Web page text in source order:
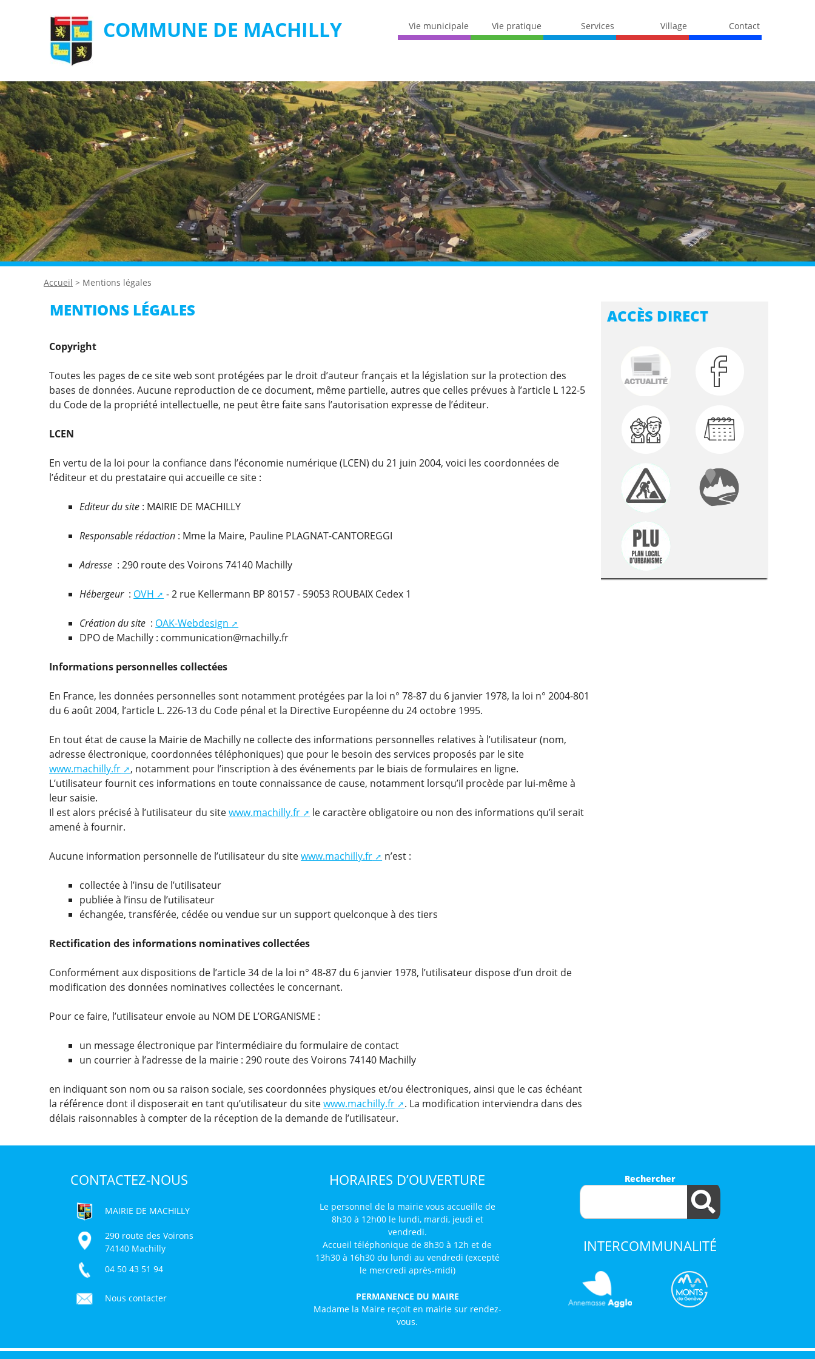
COMMUNE DE MACHILLY Vie municipale Vie pratique Services Village Contact
Accueil > Mentions légales
MENTIONS LÉGALES
Copyright
Toutes les pages de ce site web sont protégées par le droit d’auteur français et la législation sur la protection des
bases de données. Aucune reproduction de ce document, même partielle, autres que celles prévues à l’article L 122-5
du Code de la propriété intellectuelle, ne peut être faite sans l’autorisation expresse de l’éditeur.
LCEN
En vertu de la loi pour la confiance dans l’économie numérique (LCEN) du 21 juin 2004, voici les coordonnées de
l’éditeur et du prestataire qui accueille ce site :
Editeur du site : MAIRIE DE MACHILLY
Responsable rédaction : Mme la Maire, Pauline PLAGNAT-CANTOREGGI
Adresse : 290 route des Voirons 74140 Machilly
Hébergeur : OVH - 2 rue Kellermann BP 80157 - 59053 ROUBAIX Cedex 1
Création du site : OAK-Webdesign
DPO de Machilly : communication@machilly.fr
Informations personnelles collectées
En France, les données personnelles sont notamment protégées par la loi n° 78-87 du 6 janvier 1978, la loi n° 2004-801
du 6 août 2004, l’article L. 226-13 du Code pénal et la Directive Européenne du 24 octobre 1995.
En tout état de cause la Mairie de Machilly ne collecte des informations personnelles relatives à l’utilisateur (nom,
adresse électronique, coordonnées téléphoniques) que pour le besoin des services proposés par le site
www.machilly.fr
, notamment pour l’inscription à des événements par le biais de formulaires en ligne.
L’utilisateur fournit ces informations en toute connaissance de cause, notamment lorsqu’il procède par lui-même à
leur saisie.
Il est alors précisé à l’utilisateur du sitewww.machilly.fr
le caractère obligatoire ou non des informations qu’il serait
amené à fournir.
Aucune information personnelle de l’utilisateur du sitewww.machilly.fr n’est :
collectée à l’insu de l’utilisateur
publiée à l’insu de l’utilisateur
échangée, transférée, cédée ou vendue sur un support quelconque à des tiers
Rectification des informations nominatives collectées
Conformément aux dispositions de l’article 34 de la loi n° 48-87 du 6 janvier 1978, l’utilisateur dispose d’un droit de
modification des données nominatives collectées le concernant.
Pour ce faire, l’utilisateur envoie au NOM DE L’ORGANISME :
un message électronique par l’intermédiaire du formulaire de contact
un courrier à l’adresse de la mairie : 290 route des Voirons 74140 Machilly
en indiquant son nom ou sa raison sociale, ses coordonnées physiques et/ou électroniques, ainsi que le cas échéant
la référence dont il disposerait en tant qu’utilisateur du sitewww.machilly.fr
. La modification interviendra dans des
délais raisonnables à compter de la réception de la demande de l’utilisateur.
ACCÈS DIRECT
CONTACTEZ-NOUS
MAIRIE DE MACHILLY
290 route des Voirons
74140 Machilly
04 50 43 51 94
Nous contacter
HORAIRES D’OUVERTURE
Le personnel de la mairie vous accueille de
8h30 à 12h00 le lundi, mardi, jeudi et
vendredi.
Accueil téléphonique de 8h30 à 12h et de
13h30 à 16h30 du lundi au vendredi (excepté
le mercredi après-midi)
PERMANENCE DU MAIRE
Madame la Maire reçoit en mairie sur rendez-
vous.
Rechercher
INTERCOMMUNALITÉ